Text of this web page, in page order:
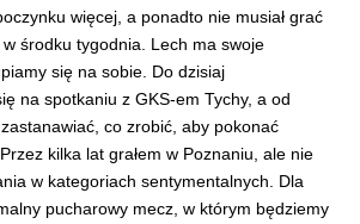
więcej, a ponadto nie musiał grać
środku tygodnia. Lech ma swoje
się na sobie. Do dzisiaj
na spotkaniu z GKS-em Tychy, a od
co zrobić, aby pokonać
Przez kilka lat grałem w Poznaniu, ale nie
w kategoriach sentymentalnych. Dla
pucharowy mecz, w którym będziemy